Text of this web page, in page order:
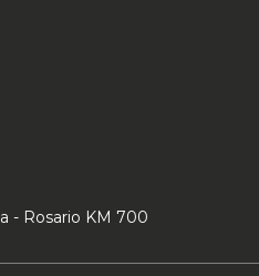
- Rosario KM 700